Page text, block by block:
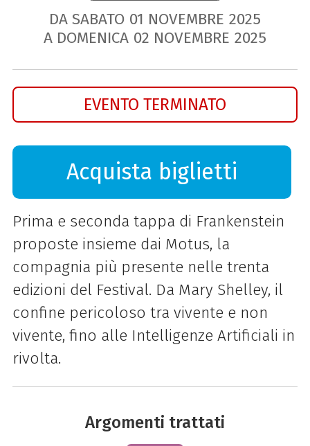
DA SABATO 01 NOVEMBRE 2025
A DOMENICA 02 NOVEMBRE 2025
EVENTO TERMINATO
Acquista biglietti
Prima e seconda tappa di Frankenstein
proposte insieme dai Motus, la
compagnia più presente nelle trenta
edizioni del Festival. Da Mary Shelley, il
confine pericoloso tra vivente e non
vivente, fino alle Intelligenze Artificiali in
rivolta.
Argomenti trattati